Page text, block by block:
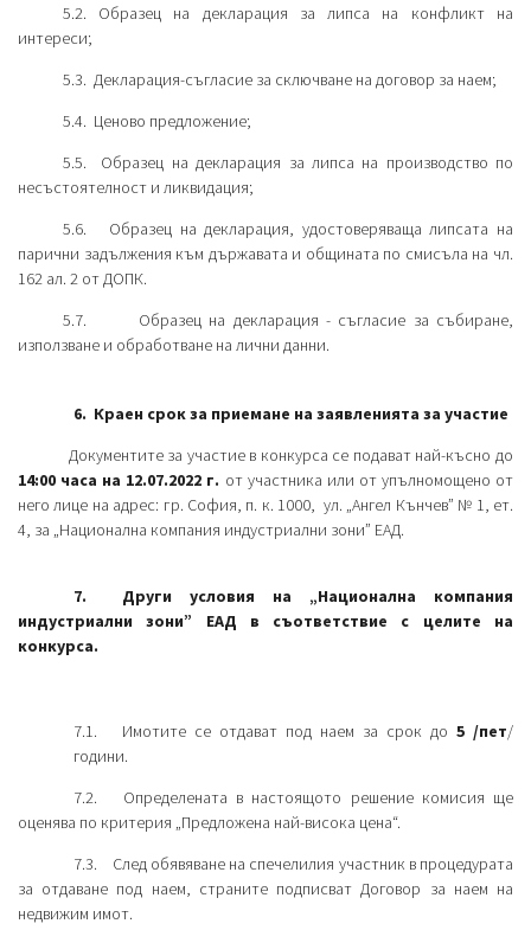
5.2. Образец на декларация за липса на конфликт на
интереси;
5.3. Декларация-съгласие за сключване на договор за наем;
5.4. Ценово предложение;
5.5. Образец на декларация за липса на производство по
несъстоятелност и ликвидация;
5.6. Образец на декларация, удостоверяваща липсата на
парични задължения към държавата и общината по смисъла на чл.
162 ал. 2 от ДОПК.
5.7. Образец на декларация - съгласие за събиране,
използване и обработване на лични данни.
6. Краен срок за приемане на заявленията за участие
Документите за участие в конкурса се подават най-късно до
14:00 часа на 12.07.2022 г. от участника или от упълномощено от
него лице на адрес: гр. София, п. к. 1000, ул. „Ангел Кънчев” № 1, ет.
4, за „Национална компания индустриални зони” ЕАД.
7. Други условия на „Национална компания
индустриални зони” ЕАД в съответствие с целите на
конкурса.
7.1. Имотите се отдават под наем за срок до5 /пет/
години.
7.2. Определената в настоящото решение комисия ще
оценява по критерия „Предложена най-висока цена“.
7.3. След обявяване на спечелилия участник в процедурата
за отдаване под наем, страните подписват Договор за наем на
недвижим имот.